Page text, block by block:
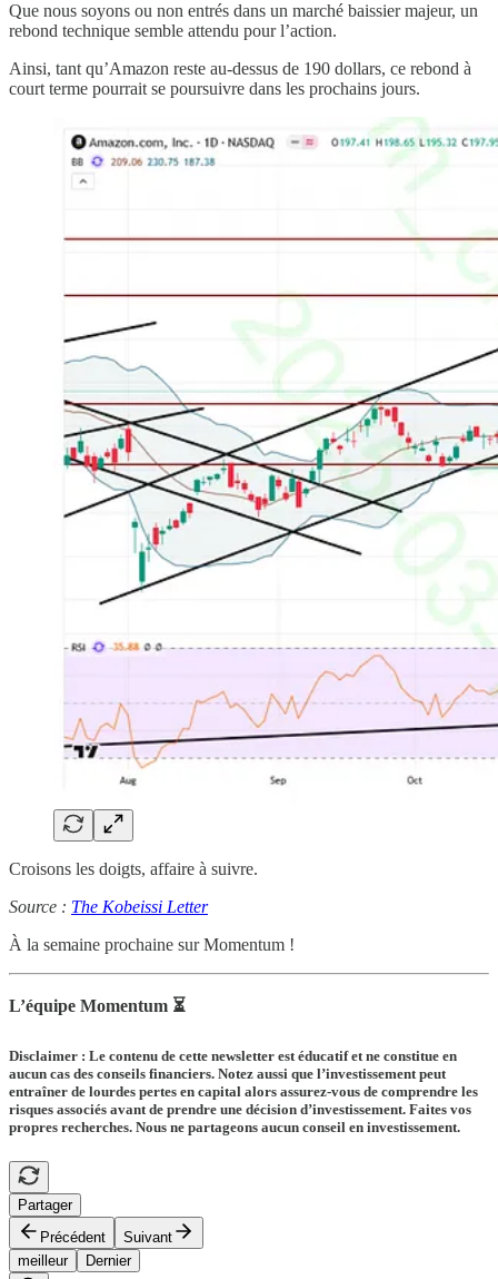
Que nous soyons ou non entrés dans un marché baissier majeur, un
rebond technique semble attendu pour l’action.
Ainsi, tant qu’Amazon reste au-dessus de 190 dollars, ce rebond à
court terme pourrait se poursuivre dans les prochains jours.
Croisons les doigts, affaire à suivre.
Source : The Kobeissi Letter
À la semaine prochaine sur Momentum !
L’équipe Momentum ⏳
Disclaimer : Le contenu de cette newsletter est éducatif et ne constitue en
aucun cas des conseils financiers. Notez aussi que l’investissement peut
entraîner de lourdes pertes en capital alors assurez-vous de comprendre les
risques associés avant de prendre une décision d’investissement. Faites vos
propres recherches. Nous ne partageons aucun conseil en investissement.
Partager
Précédent
Suivant
meilleur
Dernier